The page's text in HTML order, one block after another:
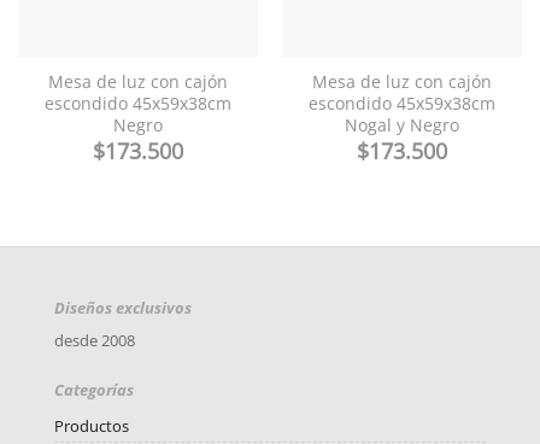
Mesa de luz con cajón
escondido 45x59x38cm
Negro
$173.500
Mesa de luz con cajón
escondido 45x59x38cm
Nogal y Negro
$173.500
Diseños exclusivos
desde 2008
Categorías
Productos